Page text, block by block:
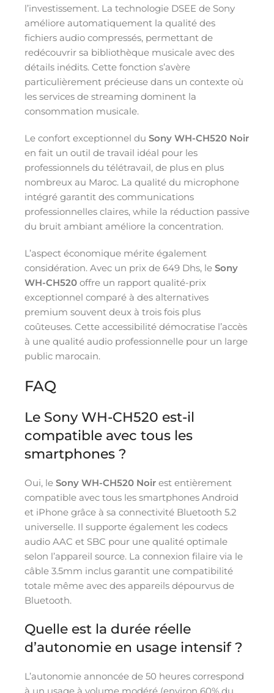
l’investissement. La technologie DSEE de Sony
améliore automatiquement la qualité des
fichiers audio compressés, permettant de
redécouvrir sa bibliothèque musicale avec des
détails inédits. Cette fonction s’avère
particulièrement précieuse dans un contexte où
les services de streaming dominent la
consommation musicale.
Le confort exceptionnel du Sony WH-CH520 Noir
en fait un outil de travail idéal pour les
professionnels du télétravail, de plus en plus
nombreux au Maroc. La qualité du microphone
intégré garantit des communications
professionnelles claires, while la réduction passive
du bruit ambiant améliore la concentration.
L’aspect économique mérite également
considération. Avec un prix de 649 Dhs, le Sony
WH-CH520 offre un rapport qualité-prix
exceptionnel comparé à des alternatives
premium souvent deux à trois fois plus
coûteuses. Cette accessibilité démocratise l’accès
à une qualité audio professionnelle pour un large
public marocain.
FAQ
Le Sony WH-CH520 est-il
compatible avec tous les
smartphones ?
Oui, le Sony WH-CH520 Noir est entièrement
compatible avec tous les smartphones Android
et iPhone grâce à sa connectivité Bluetooth 5.2
universelle. Il supporte également les codecs
audio AAC et SBC pour une qualité optimale
selon l’appareil source. La connexion filaire via le
câble 3.5mm inclus garantit une compatibilité
totale même avec des appareils dépourvus de
Bluetooth.
Quelle est la durée réelle
d’autonomie en usage intensif ?
L’autonomie annoncée de 50 heures correspond